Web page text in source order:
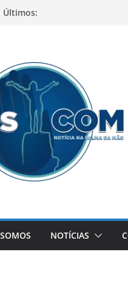
Últimos:
NOTÍCIAS